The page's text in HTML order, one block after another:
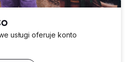
usługi oferuje konto